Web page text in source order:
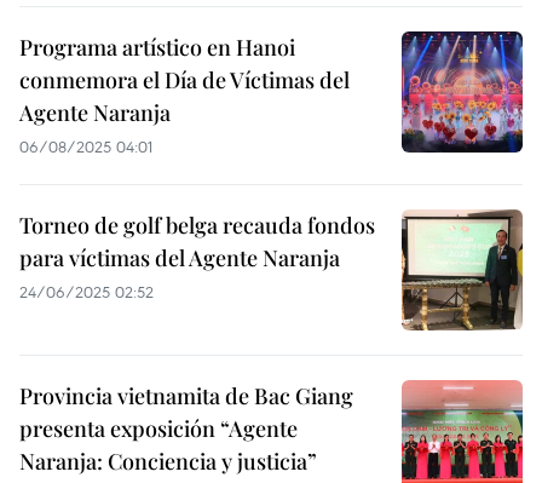
Programa artístico en Hanoi
conmemora el Día de Víctimas del
Agente Naranja
06/08/2025 04:01
Torneo de golf belga recauda fondos
para víctimas del Agente Naranja
24/06/2025 02:52
Provincia vietnamita de Bac Giang
presenta exposición “Agente
Naranja: Conciencia y justicia”